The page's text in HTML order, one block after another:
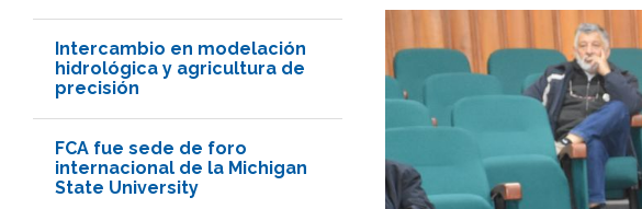
Intercambio en modelación
hidrológica y agricultura de
precisión
FCA fue sede de foro
internacional de la Michigan
State University